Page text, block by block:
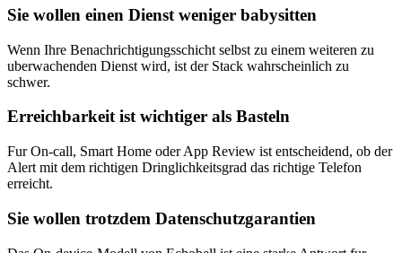
Sie wollen einen Dienst weniger babysitten
Wenn Ihre Benachrichtigungsschicht selbst zu einem weiteren zu
uberwachenden Dienst wird, ist der Stack wahrscheinlich zu
schwer.
Erreichbarkeit ist wichtiger als Basteln
Fur On-call, Smart Home oder App Review ist entscheidend, ob der
Alert mit dem richtigen Dringlichkeitsgrad das richtige Telefon
erreicht.
Sie wollen trotzdem Datenschutzgarantien